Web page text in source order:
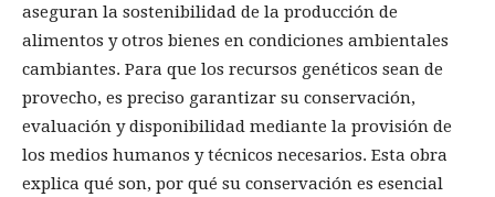
aseguran la sostenibilidad de la producción de
alimentos y otros bienes en condiciones ambientales
cambiantes. Para que los recursos genéticos sean de
provecho, es preciso garantizar su conservación,
evaluación y disponibilidad mediante la provisión de
los medios humanos y técnicos necesarios. Esta obra
explica qué son, por qué su conservación es esencial